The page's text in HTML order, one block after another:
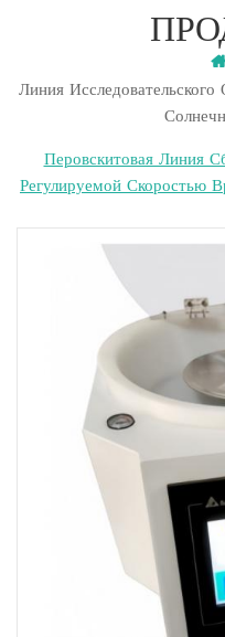
Линия
Перовскитовая Линия
Регулируемой